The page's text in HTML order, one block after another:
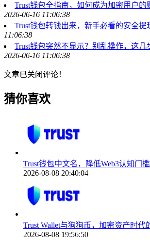
Trust钱包全指南，如何成为加密用户的
2026-06-16 11:06:38
Trust钱包转钱出来，新手必看的安全提
11:06:38
Trust钱包突然不显示？别乱操作，这几
2026-06-16 11:06:38
文章已关闭评论！
猜你喜欢
Trust钱包中文名，降低Web3认知门
2026-08-08 20:40:04
Trust Wallet与狗狗币，加密资产时代
2026-08-08 19:56:50